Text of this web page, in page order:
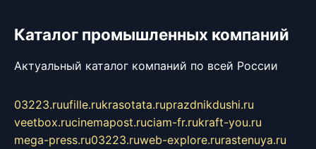
Каталог промышленных компаний
Актуальный каталог компаний по всей России
03223.ruufille.rukrasotata.ruprazdnikdushi.ru
veetbox.rucinemapost.ruciam-fr.rukraft-you.ru
mega-press.ru03223.ruweb-explore.rurastenuya.ru